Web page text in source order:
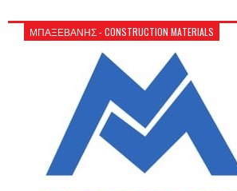
ΜΠΑΞΕΒΑΝΗΣ - CONSTRUCTION MATERIALS